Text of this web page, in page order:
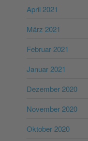
April 2021
März 2021
Februar 2021
Januar 2021
Dezember 2020
November 2020
Oktober 2020